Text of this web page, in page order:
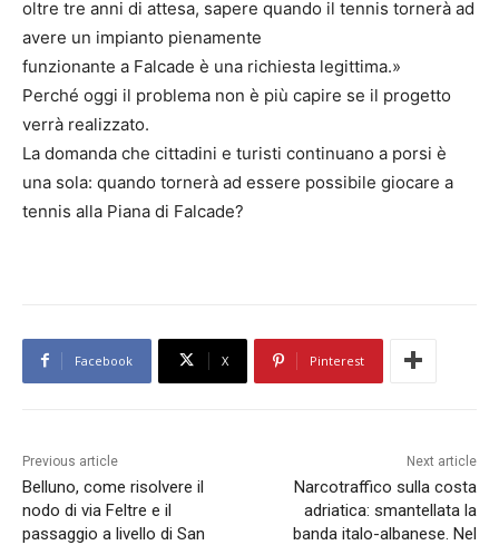
oltre tre anni di attesa, sapere quando il tennis tornerà ad
avere un impianto pienamente
funzionante a Falcade è una richiesta legittima.»
Perché oggi il problema non è più capire se il progetto
verrà realizzato.
La domanda che cittadini e turisti continuano a porsi è
una sola: quando tornerà ad essere possibile giocare a
tennis alla Piana di Falcade?
Facebook X Pinterest
Previous article
Belluno, come risolvere il
nodo di via Feltre e il
passaggio a livello di San
Next article
Narcotraffico sulla costa
adriatica: smantellata la
banda italo-albanese. Nel